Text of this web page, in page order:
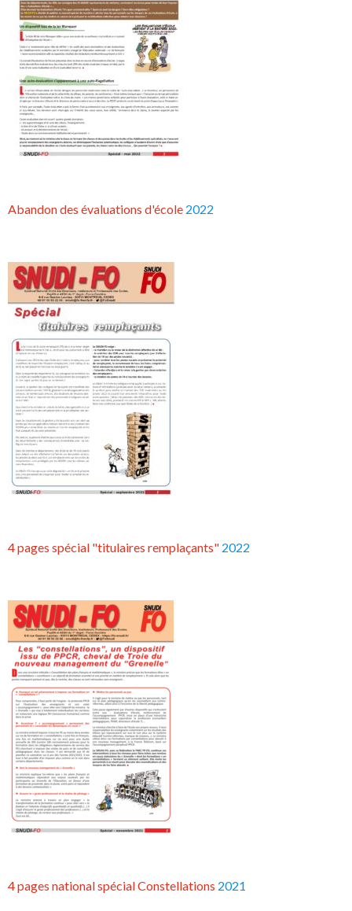
Abandon des évaluations d'école 2022
4 pages spécial "titulaires remplaçants" 2022
4 pages national spécial Constellations 2021